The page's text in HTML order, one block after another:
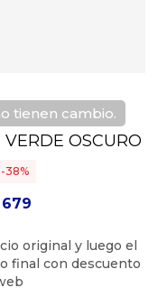
tienen cambio.
OSCURO
38
679